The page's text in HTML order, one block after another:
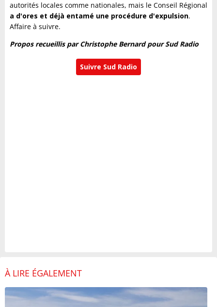
autorités locales comme nationales, mais le Conseil Régional
a d'ores et déjà entamé une procédure d'expulsion.
Affaire à suivre.
Propos recueillis par Christophe Bernard pour Sud Radio
Suivre Sud Radio
À LIRE ÉGALEMENT